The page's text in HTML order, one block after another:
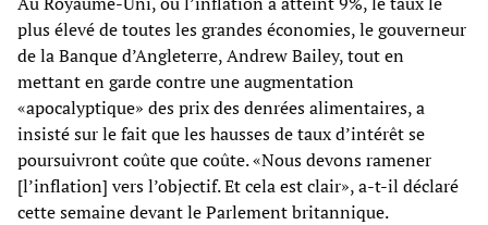
plus élevé de toutes les grandes économies, le gouverneur
de la Banque d’Angleterre, Andrew Bailey, tout en
mettant en garde contre une augmentation
«apocalyptique» des prix des denrées alimentaires, a
insisté sur le fait que les hausses de taux d’intérêt se
poursuivront coûte que coûte. «Nous devons ramener
[l’inflation] vers l’objectif. Et cela est clair», a-t-il déclaré
cette semaine devant le Parlement britannique.